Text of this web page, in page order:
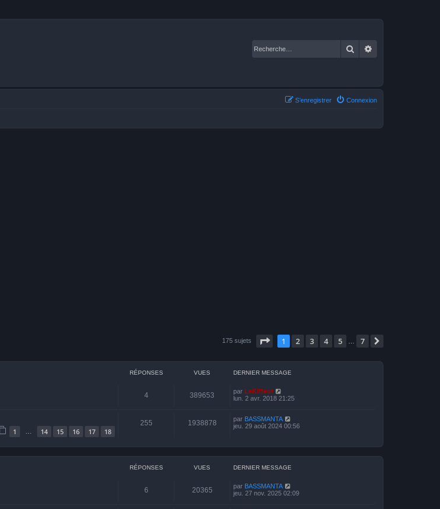
Rechercher
Connexion
S’enregistrer
175 sujets Page sur7
1 2 3 4 5 7
RÉPONSES VUES DERNIER MESSAGE
4 389653 par LeKiffeur
lun. 2 avr. 2018 21:25
1 14 15 16 17 18
255 1938878 par BASSMANTA
jeu. 29 août 2024 00:56
RÉPONSES VUES DERNIER MESSAGE
6 20365 par BASSMANTA
jeu. 27 nov. 2025 02:09